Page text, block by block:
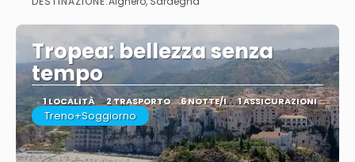
Vedere
Tropea: bellezza senza
tempo
1 LOCALITÀ 2 TRASPORTO 6 NOTTE/I 1 ASSICURAZIONI
Treno+Soggiorno